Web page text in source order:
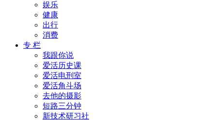
娱乐
健康
出行
消费
专 栏
我跟你说
爱活历史课
爱活电刑室
爱活角斗场
去他的摄影
短路三分钟
新技术研习社